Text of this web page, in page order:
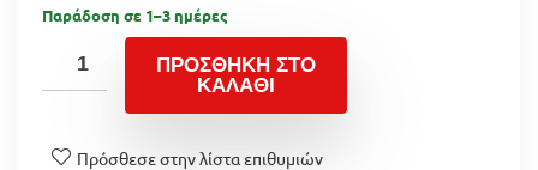
Παράδοση σε 1–3 ημέρες
ΠΡΟΣΘΉΚΗ ΣΤΟ
ΚΑΛΆΘΙ
Πρόσθεσε στην λίστα επιθυμιών